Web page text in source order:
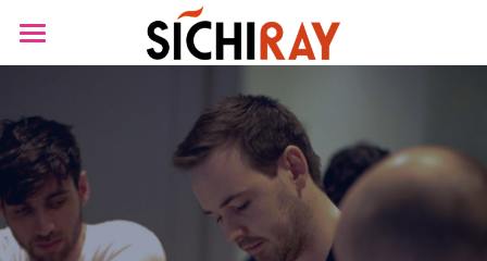
首页
产品商城
产品知识库
BLOG
商品分类
生物传感器